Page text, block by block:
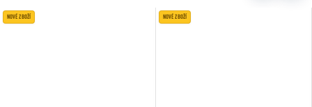
NOVÉ ZBOŽÍ NOVÉ ZBOŽÍ